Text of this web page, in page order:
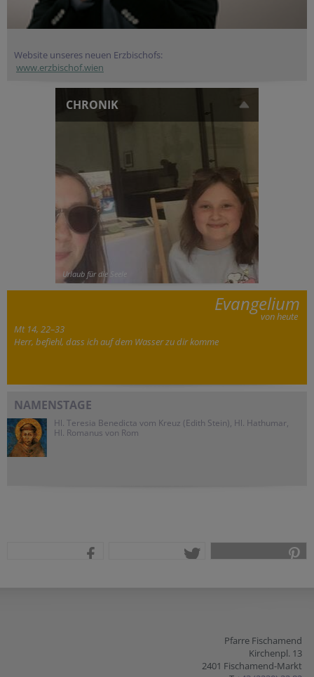
Website unseres neuen Erzbischofs:
www.erzbischof.wien
CHRONIK
Urlaub für die Seele
Evangelium
von heute
Mt 14, 22–33
Herr, befiehl, dass ich auf dem Wasser zu dir komme
NAMENSTAGE
Hl. Teresia Benedicta vom Kreuz (Edith Stein), Hl. Hathumar,
Hl. Romanus von Rom
Pfarre Fischamend
Kirchenpl. 13
2401 Fischamend-Markt